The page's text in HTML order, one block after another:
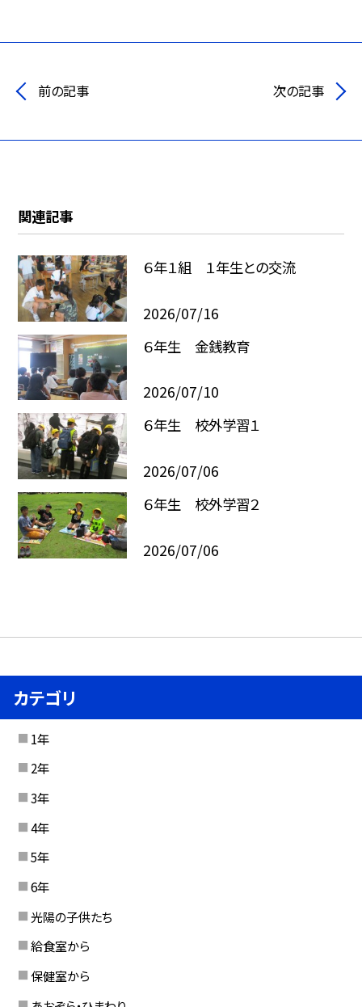
前の記事 次の記事
関連記事
６年１組 １年生との交流
2026/07/16
６年生 金銭教育
2026/07/10
６年生 校外学習１
2026/07/06
６年生 校外学習２
2026/07/06
カテゴリ
1年
2年
3年
4年
5年
6年
光陽の子供たち
給食室から
保健室から